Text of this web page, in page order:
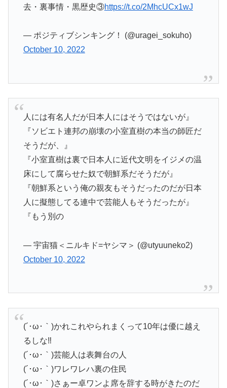
去・裏事情・黒歴史③https://t.co/2MhcUCx1wJ
— ポジティブシンキング！ (@uragei_sokuho)
October 10, 2022
人には有名人だが日本人にはそうではないが』
『ソビエト連邦の崩壊の小室直樹の本当の師匠だ
そうだが、』
『小室直樹は裏で日本人に近代文明をイジメの温
床にして腐らせた奴で朝鮮系だそうだが』
『朝鮮系という俺の親友もそうだったのだが日本
人に擬態してる連中で芸能人もそうだったが』
『もう別の
— 宇宙猫＜ニルキド=ヤシマ＞ (@utyuuneko2)
October 10, 2022
(´･ω･｀)かれこれやられまくって10年は優に越え
るしな‼
(´･ω･｀)芸能人は表舞台の人
(´･ω･｀)ワレワレハ裏の住民
(´･ω･｀)さぁー卓ワンよ席を辞する時がきたのだ